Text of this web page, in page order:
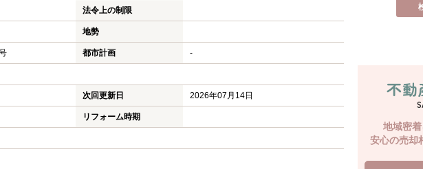
法令上の制限
地勢
都市計画 -
次回更新日 2026年07月14日
リフォーム時期
不動
地域密
安心の売却